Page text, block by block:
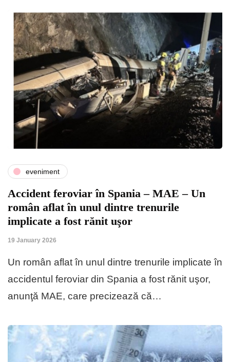
eveniment
Accident feroviar în Spania – MAE – Un
român aflat în unul dintre trenurile
implicate a fost rănit uşor
19 January 2026
Un român aflat în unul dintre trenurile implicate în
accidentul feroviar din Spania a fost rănit uşor,
anunţă MAE, care precizează că…